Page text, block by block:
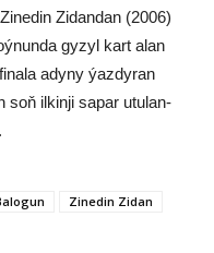
Zidandan (2006)
gyzyl kart alan
adyny ýazdyran
soň ilkinji sapar utulan-
Zinedin Zidan